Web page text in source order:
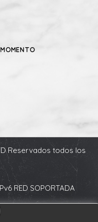
Reservados todos los
RED SOPORTADA